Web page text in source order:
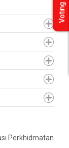
Perkhidmatan
Voting